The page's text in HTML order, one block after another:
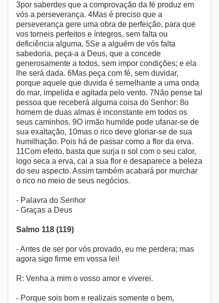
3por saberdes que a comprovação da fé produz em
vós a perseverança. 4Mas é preciso que a
perseverança gere uma obra de perfeição, para que
vos torneis perfeitos e íntegros, sem falta ou
deficiência alguma. 5Se a alguém de vós falta
sabedoria, peça-a a Deus, que a concede
generosamente a todos, sem impor condições; e ela
lhe será dada. 6Mas peça com fé, sem duvidar,
porque aquele que duvida é semelhante a uma onda
do mar, impelida e agitada pelo vento. 7Não pense tal
pessoa que receberá alguma coisa do Senhor: 8o
homem de duas almas é inconstante em todos os
seus caminhos. 9O irmão humilde pode ufanar-se de
sua exaltação, 10mas o rico deve gloriar-se de sua
humilhação. Pois há de passar como a flor da erva.
11Com efeito, basta que surja o sol com o seu calor,
logo seca a erva, cai a sua flor e desaparece a beleza
do seu aspecto. Assim também acabará por murchar
o rico no meio de seus negócios.
- Palavra do Senhor
- Graças a Deus
Salmo 118 (119)
- Antes de ser por vós provado, eu me perdera; mas
agora sigo firme em vossa lei!
R: Venha a mim o vosso amor e viverei.
- Porque sois bom e realizais somente o bem,